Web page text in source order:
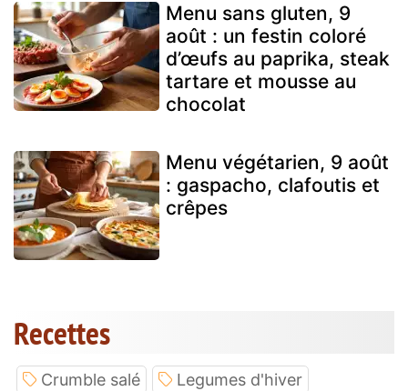
Menu sans gluten, 9
août : un festin coloré
d’œufs au paprika, steak
tartare et mousse au
chocolat
Menu végétarien, 9 août
: gaspacho, clafoutis et
crêpes
Recettes
Crumble salé
Legumes d'hiver